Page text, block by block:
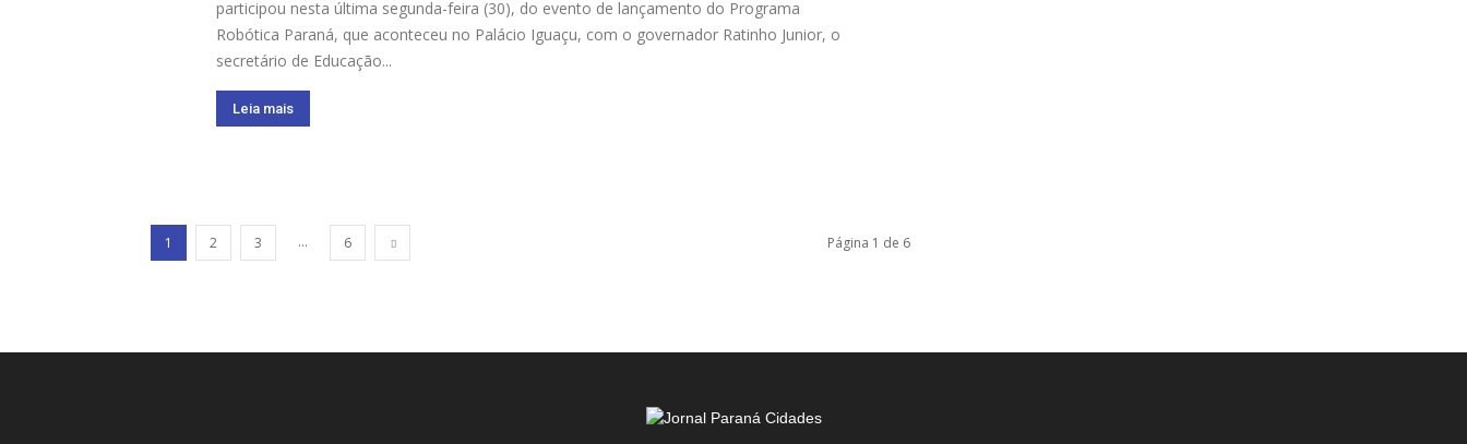
participou nesta última segunda-feira (30), do evento de lançamento do Programa
Robótica Paraná, que aconteceu no Palácio Iguaçu, com o governador Ratinho Junior, o
secretário de Educação...
Leia mais
1 2 3 ... 6 Página 1 de 6